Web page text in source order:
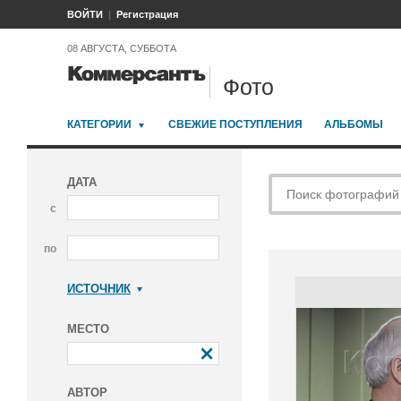
ВОЙТИ Регистрация
08 АВГУСТА, СУББОТА
Фото
КАТЕГОРИИ СВЕЖИЕ ПОСТУПЛЕНИЯ АЛЬБОМЫ
ДАТА
с
по
ИСТОЧНИК
МЕСТО
АВТОР